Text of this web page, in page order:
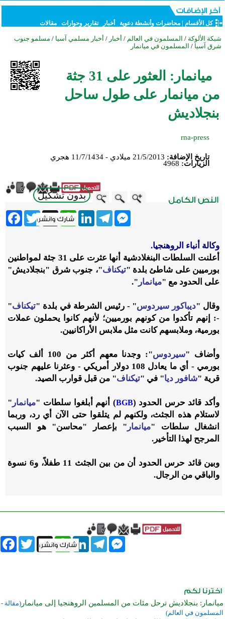
كل الأقسام |محاضرات وأنشطة دعوية أخبار تقارير وحوارات مقالات
شبكة الألوكة / المسلمون في العالم / أخبار / أخبار مسلمي آسيا / مسلمو جنوب
شرق آسيا / المسلمون في ميانمار
ميانمار: العثور على 31 جثة
من ميانمار على طول ساحل
بنجلاديش
rna-press
تاريخ الإضافة: 21/5/2013 ميلادي - 11/7/1434 هجري
الزيارات: 4968
بدون تشكيل
Twitter X
WhatsApp
LinkedInTelegram
Messenger
وكالة أنباء الروهنجيا.
أعلنت السلطات البنغلادشية أنها عثرت على 31 جثة لمواطنين
بورميين على شاطئ بلدة "تيكناف"، جنوب شرق "بنجلاديش"
على الحدود مع "ميانمار ".
وقال "ديباكور سيردوس" - رئيس الشرطة في بلدة "تيكناف"
-: إنهم تأكدوا من كونهم بورميين؛ لأنهم كانوا يحملون عملات
بورمية، وملابسهم كانت مثل ملابس الأراكانيين.
وأضاف "سيردوس
": وجدنا معهم أكثر من 100 ألف كيات
بورمي - أي ما يعادل 108 دولار أمريكي - وعثرنا عليهم جنوب
قرية "شافور ديا" في "تيكناف" من قبل قوارب الصيد.
وأكد قائد حرس الحدود (BGB) أنهم أبلغوا سلطات "ميانمار "
لاستلام هذه الجثث، ولكنهم لم يتلقوا حتى الآن أي رد، وربما
انشغال سلطات "ميانمار " بإعصار "محاسن" هو السبب
المرجح لهذا التأخير.
وبين قائد حرس الحدود أن من بين الجثث 11 طفلاً، و6 نسوة
والباقي من الرجال.
Twitter X
WhatsAppLinkedInTelegram
Messenger
ميانمار: بنجلاديش ترحل مئات من المسلمين الروهنجيا إلى ميانمار (مقالة -
المسلمون في العالم)